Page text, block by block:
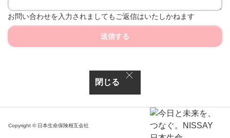
お問い合わせを入力されましてもご返信はいたしかねます
送信する
閉じる
Copyright © 日本生命保険相互会社